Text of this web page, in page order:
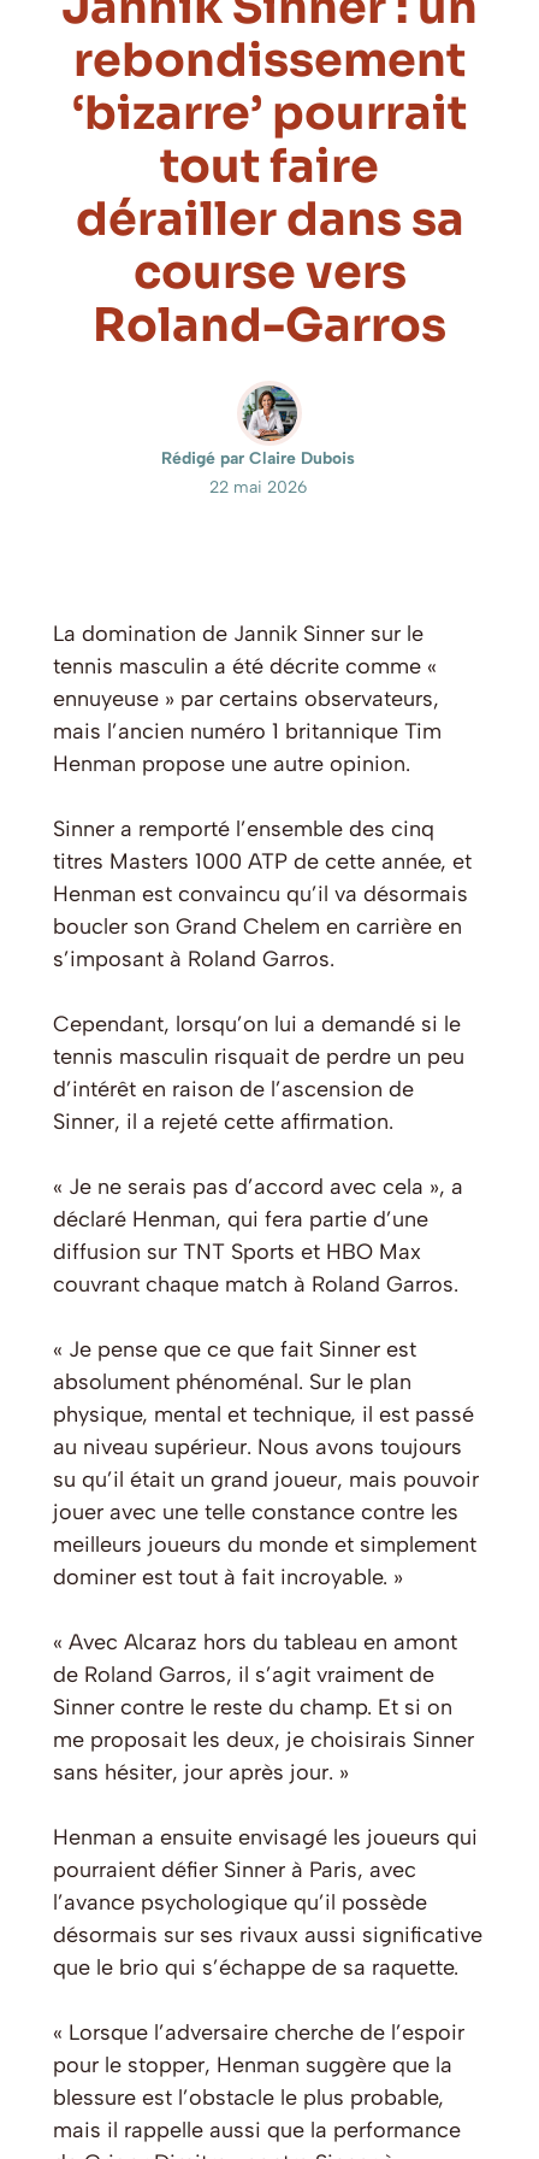
rebondissement
‘bizarre’ pourrait
tout faire
dérailler dans sa
course vers
Roland-Garros
Rédigé par Claire Dubois
22 mai 2026
La domination de Jannik Sinner sur le
tennis masculin a été décrite comme «
ennuyeuse » par certains observateurs,
mais l’ancien numéro 1 britannique Tim
Henman propose une autre opinion.
Sinner a remporté l’ensemble des cinq
titres Masters 1000 ATP de cette année, et
Henman est convaincu qu’il va désormais
boucler son Grand Chelem en carrière en
s’imposant à Roland Garros.
Cependant, lorsqu’on lui a demandé si le
tennis masculin risquait de perdre un peu
d’intérêt en raison de l’ascension de
Sinner, il a rejeté cette affirmation.
« Je ne serais pas d’accord avec cela », a
déclaré Henman, qui fera partie d’une
diffusion sur TNT Sports et HBO Max
couvrant chaque match à Roland Garros.
« Je pense que ce que fait Sinner est
absolument phénoménal. Sur le plan
physique, mental et technique, il est passé
au niveau supérieur. Nous avons toujours
su qu’il était un grand joueur, mais pouvoir
jouer avec une telle constance contre les
meilleurs joueurs du monde et simplement
dominer est tout à fait incroyable. »
« Avec Alcaraz hors du tableau en amont
de Roland Garros, il s’agit vraiment de
Sinner contre le reste du champ. Et si on
me proposait les deux, je choisirais Sinner
sans hésiter, jour après jour. »
Henman a ensuite envisagé les joueurs qui
pourraient défier Sinner à Paris, avec
l’avance psychologique qu’il possède
désormais sur ses rivaux aussi significative
que le brio qui s’échappe de sa raquette.
« Lorsque l’adversaire cherche de l’espoir
pour le stopper, Henman suggère que la
blessure est l’obstacle le plus probable,
mais il rappelle aussi que la performance